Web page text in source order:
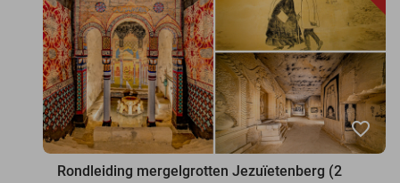
favorite_border
Rondleiding mergelgrotten Jezuïetenberg (2